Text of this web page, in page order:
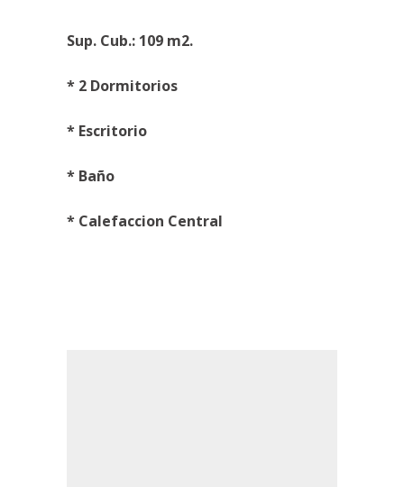
Sup. Cub.: 109 m2.
* 2 Dormitorios
* Escritorio
* Baño
* Calefaccion Central